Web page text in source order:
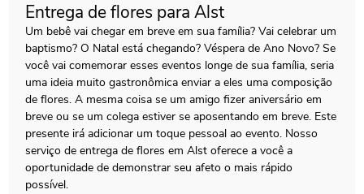
Entrega de flores para Alst
Um bebê vai chegar em breve em sua família? Vai celebrar um
baptismo? O Natal está chegando? Véspera de Ano Novo? Se
você vai comemorar esses eventos longe de sua família, seria
uma ideia muito gastronômica enviar a eles uma composição
de flores. A mesma coisa se um amigo fizer aniversário em
breve ou se um colega estiver se aposentando em breve. Este
presente irá adicionar um toque pessoal ao evento. Nosso
serviço de entrega de flores em Alst oferece a você a
oportunidade de demonstrar seu afeto o mais rápido
possível.